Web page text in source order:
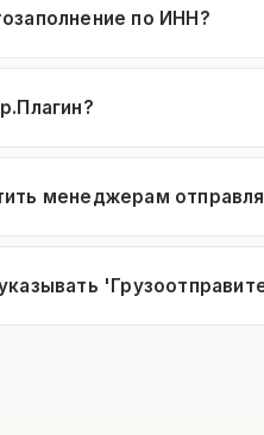
по ИНН?
менеджерам